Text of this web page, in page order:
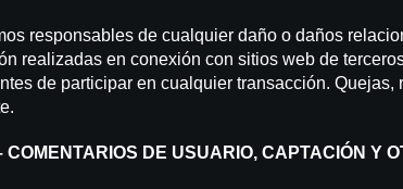
responsables de cualquier daño o daños
realizadas en conexión con sitios web de
de participar en cualquier transacción.
COMENTARIOS DE USUARIO, CAPTACIÓN Y